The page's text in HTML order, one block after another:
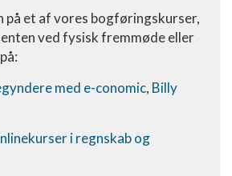
på et af vores bogføringskurser,
ved fysisk fremmøde eller
med e-conomic, Billy
i regnskab og
statistikker eller
fra forskellige
til at vælge